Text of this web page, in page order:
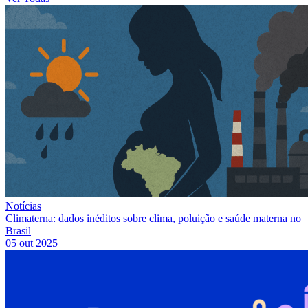
Notícias
Climaterna: dados inéditos sobre clima, poluição e saúde materna no
Brasil
05 out 2025